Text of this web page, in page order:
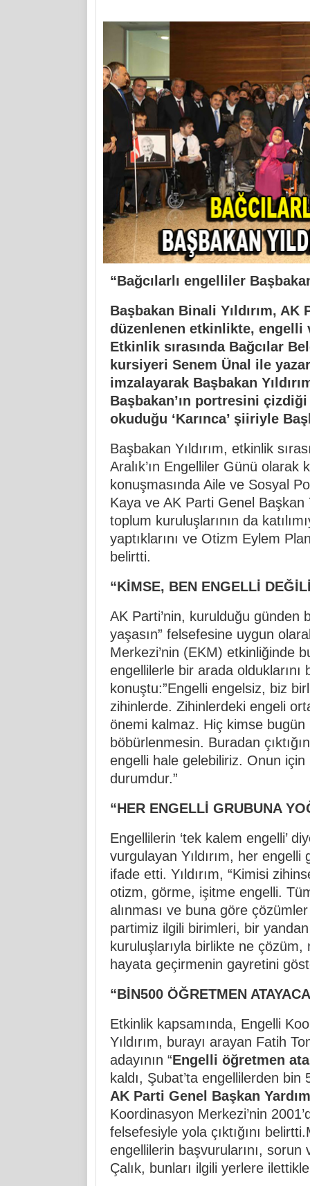
“Bağcılarlı engelliler
Başbakan Binali Yıldırım, AK
düzenlenen etkinlikte, engelli
Etkinlik sırasında Bağcılar
kursiyeri Senem Ünal ile yazar
imzalayarak Başbakan
Başbakan’ın portresini
okuduğu ‘Karınca’ şiiriyle
Başbakan Yıldırım, etkinlik
Aralık’ın Engelliler Günü olarak
konuşmasında Aile ve Sosyal
Kaya ve AK Parti Genel Başkan
toplum kuruluşlarının da
yaptıklarını ve Otizm Eylem
belirtti.
“KİMSE, BEN ENGELLİ
AK Parti’nin, kurulduğu günden
yaşasın” felsefesine uygun
Merkezi’nin (EKM) etkinliğinde
engellilerle bir arada olduklarını
konuştu:”Engelli engelsiz, biz
zihinlerde. Zihinlerdeki engeli
önemi kalmaz. Hiç kimse bugün
böbürlenmesin. Buradan
engelli hale gelebiliriz. Onun
durumdur.”
“HER ENGELLİ GRUBUNA
Engellilerin ‘tek kalem engelli’
vurgulayan Yıldırım, her engelli
ifade etti. Yıldırım, “Kimisi
otizm, görme, işitme engelli.
alınması ve buna göre
partimiz ilgili birimleri, bir
kuruluşlarıyla birlikte ne
hayata geçirmenin gayretini
“BİN500 ÖĞRETMEN
Etkinlik kapsamında, Engelli
Yıldırım, burayı arayan Fatih
adayının “Engelli öğretmen
kaldı, Şubat’ta engellilerden
AK Parti Genel Başkan
Koordinasyon Merkezi’nin
felsefesiyle yola çıktığını
engellilerin başvurularını, sorun
Çalık, bunları ilgili yerlere